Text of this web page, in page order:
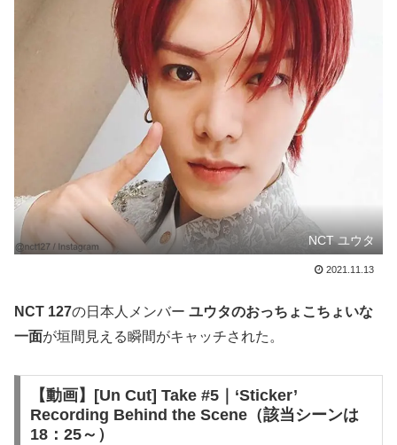
NCT ユウタ
2021.11.13
NCT 127の日本人メンバー ユウタのおっちょこちょいな
一面が垣間見える瞬間がキャッチされた。
【動画】[Un Cut] Take #5｜‘Sticker’
Recording Behind the Scene（該当シーンは
18：25～）